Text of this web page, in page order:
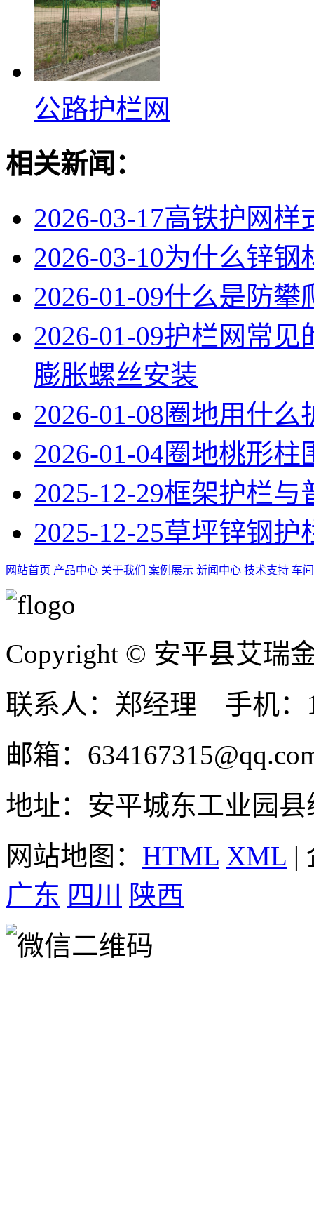
公路护栏网
相关新闻：
2026-03-17高铁护网样
2026-03-10为什么锌钢
2026-01-09什么是防攀
2026-01-09护栏网常见
膨胀螺丝安装
2026-01-08圈地用什么
2026-01-04圈地桃形柱
2025-12-29框架护栏与
2025-12-25草坪锌钢护
网站首页 产品中心 关于我们 案例展示 新闻中心 技术支持 车
Copyright © 安平县艾瑞
联系人：郑经理 手机：
邮箱：
地址：安平城东工业园县
网站地图： HTML XML |
广东 四川 陕西